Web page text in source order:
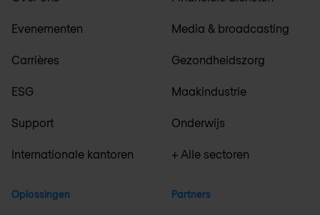
Evenementen
Carrières
ESG
Support
Internationale kantoren
Oplossingen
Media & broadcasting
Gezondheidszorg
Maakindustrie
Onderwijs
+ Alle sectoren
Partners